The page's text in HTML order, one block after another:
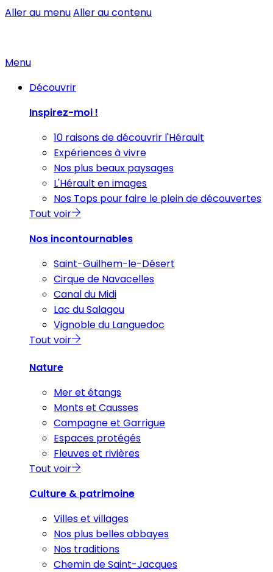
Aller au menuAller au contenu
Menu
Découvrir
Inspirez-moi !
10 raisons de découvrir l'Hérault
Expériences à vivre
Nos plus beaux paysages
L'Hérault en images
Nos Tops pour faire le plein de découvertes
Tout voir
Nos incontournables
Saint-Guilhem-le-Désert
Cirque de Navacelles
Canal du Midi
Lac du Salagou
Vignoble du Languedoc
Tout voir
Nature
Mer et étangs
Monts et Causses
Campagne et Garrigue
Espaces protégés
Fleuves et rivières
Tout voir
Culture & patrimoine
Villes et villages
Nos plus belles abbayes
Nos traditions
Chemin de Saint-Jacques